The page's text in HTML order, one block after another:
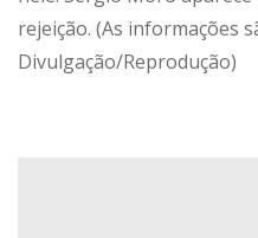
rejeição. (As informações
Divulgação/Reprodução)